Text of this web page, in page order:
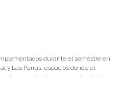
durante el semestre en
y Las Parras, espacios donde el
de aprendizaje y acompañamiento.